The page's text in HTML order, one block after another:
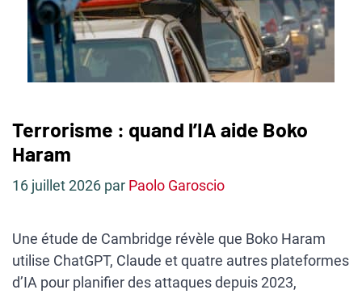
Terrorisme : quand l’IA aide Boko
Haram
16 juillet 2026 par Paolo Garoscio
Une étude de Cambridge révèle que Boko Haram
utilise ChatGPT, Claude et quatre autres plateformes
d’IA pour planifier des attaques depuis 2023,